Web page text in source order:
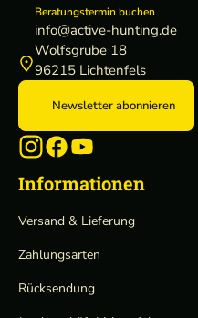
Beratungstermin buchen
info@active-hunting.de
Wolfsgrube 18
96215 Lichtenfels
Newsletter abonnieren
Informationen
Versand & Lieferung
Zahlungsarten
Rücksendung